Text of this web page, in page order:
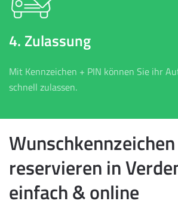
4. Zulassung
Mit Kennzeichen + PIN können Sie ihr
schnell zulassen.
Wunschkennzeichen
reservieren in
einfach & online